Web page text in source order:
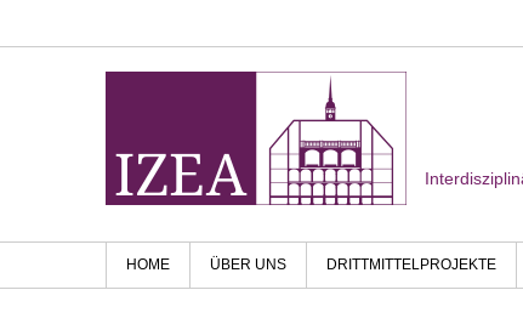
HOME ÜBER UNS DRITTMITTELPROJEKTE